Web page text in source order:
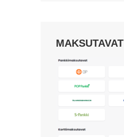
MAKSUTAVAT